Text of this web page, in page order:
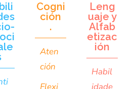
Cogni
ción
.
Aten
ción
Leng
uaje y
Alfab
etizac
ión
Habil